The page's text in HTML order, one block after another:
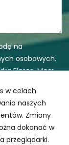
na
osobowych.
Flasza. Mam
są w celu
wykonania
Twoje żądanie
w celach
naszych
Zmiany
dokonać w
przeglądarki.